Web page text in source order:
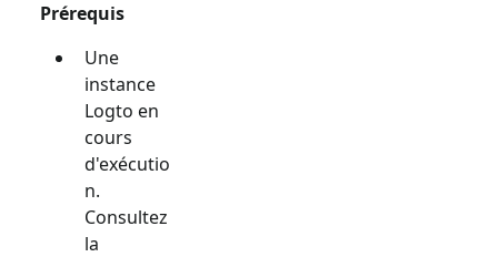
Prérequis
Une
instance
Logto en
cours
d'exécutio
n.
Consultez
la